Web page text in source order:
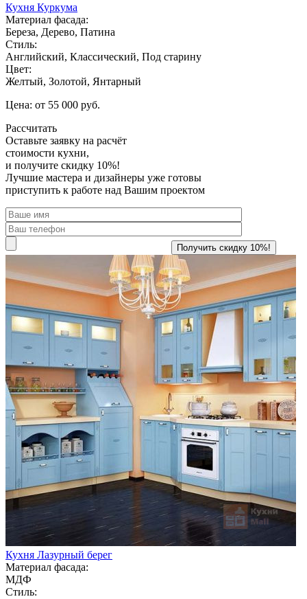
Кухня Куркума
Материал фасада:
Береза, Дерево, Патина
Стиль:
Английский, Классический, Под старину
Цвет:
Желтый, Золотой, Янтарный
Цена: от 55 000 руб.
Рассчитать
Оставьте заявку на расчёт
стоимости кухни,
и получите скидку 10%!
Лучшие мастера и дизайнеры уже готовы
приступить к работе над Вашим проектом
Кухня Лазурный берег
Материал фасада:
МДФ
Стиль: